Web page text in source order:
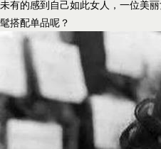
未有的感到自己如此女人，一位美
髦搭配单品呢？